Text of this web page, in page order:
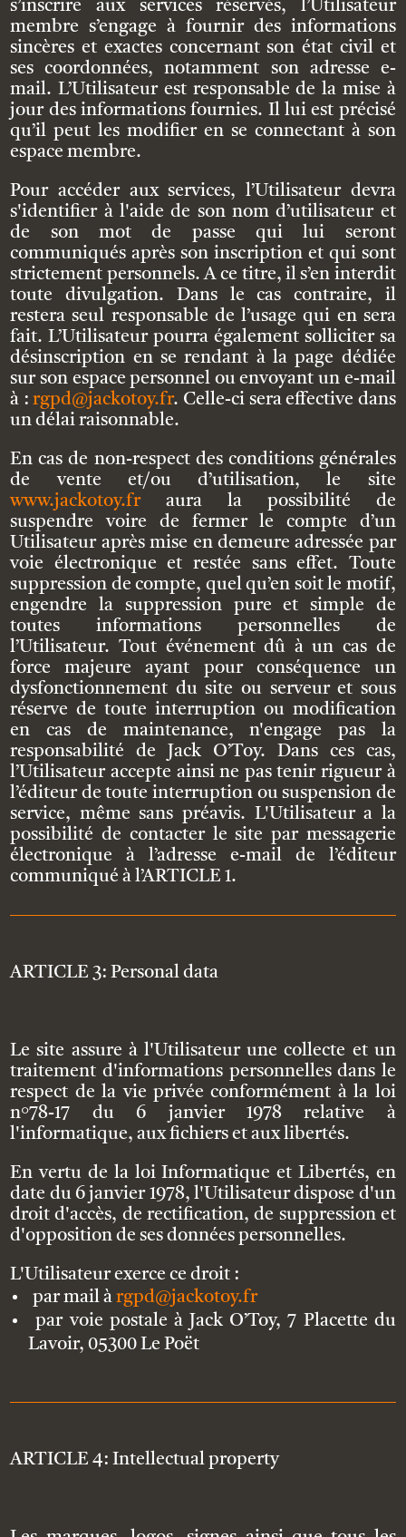
s’inscrire aux services réservés, l’Utilisateur
membre s’engage à fournir des informations
sincères et exactes concernant son état civil et
ses coordonnées, notamment son adresse e-
mail. L’Utilisateur est responsable de la mise à
jour des informations fournies. Il lui est précisé
qu’il peut les modifier en se connectant à son
espace membre.
Pour accéder aux services, l’Utilisateur devra
s'identifier à l'aide de son nom d’utilisateur et
de son mot de passe qui lui seront
communiqués après son inscription et qui sont
strictement personnels. A ce titre, il s’en interdit
toute divulgation. Dans le cas contraire, il
restera seul responsable de l’usage qui en sera
fait. L’Utilisateur pourra également solliciter sa
désinscription en se rendant à la page dédiée
sur son espace personnel ou envoyant un e-mail
à :rgpd@jackotoy.fr. Celle-ci sera effective dans
un délai raisonnable.
En cas de non-respect des conditions générales
de vente et/ou d’utilisation, le site
www.jackotoy.fraura la possibilité de
suspendre voire de fermer le compte d’un
Utilisateur après mise en demeure adressée par
voie électronique et restée sans effet. Toute
suppression de compte, quel qu’en soit le motif,
engendre la suppression pure et simple de
toutes informations personnelles de
l’Utilisateur. Tout événement dû à un cas de
force majeure ayant pour conséquence un
dysfonctionnement du site ou serveur et sous
réserve de toute interruption ou modification
en cas de maintenance, n'engage pas la
responsabilité de Jack O’Toy. Dans ces cas,
l’Utilisateur accepte ainsi ne pas tenir rigueur à
l’éditeur de toute interruption ou suspension de
service, même sans préavis. L'Utilisateur a la
possibilité de contacter le site par messagerie
électronique à l’adresse e-mail de l’éditeur
communiqué à l’ARTICLE 1.
ARTICLE 3: Personal data
Le site assure à l'Utilisateur une collecte et un
traitement d'informations personnelles dans le
respect de la vie privée conformément à la loi
n°78-17 du 6 janvier 1978 relative à
l'informatique, aux fichiers et aux libertés.
En vertu de la loi Informatique et Libertés, en
date du 6 janvier 1978, l'Utilisateur dispose d'un
droit d'accès, de rectification, de suppression et
d'opposition de ses données personnelles.
L'Utilisateur exerce ce droit :
par mail àrgpd@jackotoy.fr
par voie postale à Jack O’Toy, 7 Placette du
Lavoir, 05300 Le Poët
ARTICLE 4: Intellectual property